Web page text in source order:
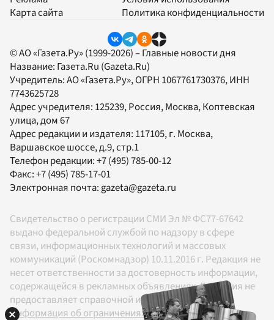
Карта сайта
Политика конфиденциальности
© АО «Газета.Ру» (1999-2026) – Главные новости дня
Название: Газета.Ru (Gazeta.Ru)
Учредитель:АО «Газета.Ру», ОГРН 1067761730376, ИНН
7743625728
Адрес учредителя: 125239, Россия, Москва, Коптевская
улица, дом 67
Адрес редакции и издателя: 117105, г. Москва,
Варшавское шоссе, д.9, стр.1
Телефон редакции:+7 (495) 785-00-12
Факс:+7 (495) 785-17-01
Электронная почта:gazeta@gazeta.ru
Свидетельство о регистрации СМИ Эл № ФС77-67642
выдано федеральной службой по надзору в сфере
связи, информационных технологий и массовых
коммуникаций (Роскомнадзор) 10.11.2016 г. Редакция не
несет ответственности за достоверность информации,
содержащейся в рекламных объявлениях. Редакция не
предоставляет справочной информации.
Информация об ограничениях